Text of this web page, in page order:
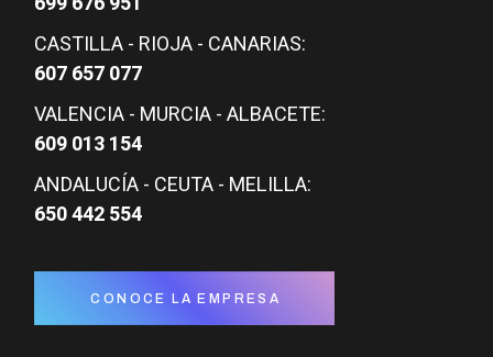
CASTILLA - RIOJA - CANARIAS:
607 657 077
VALENCIA - MURCIA - ALBACETE:
609 013 154
ANDALUCÍA - CEUTA - MELILLA:
650 442 554
CONOCE LA EMPRESA